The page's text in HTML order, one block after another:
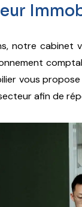
notre
vous
afin de